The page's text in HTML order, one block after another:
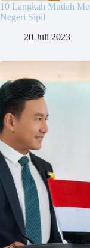
10 Langkah Mudah
Negeri Sipil
20 Juli 2023